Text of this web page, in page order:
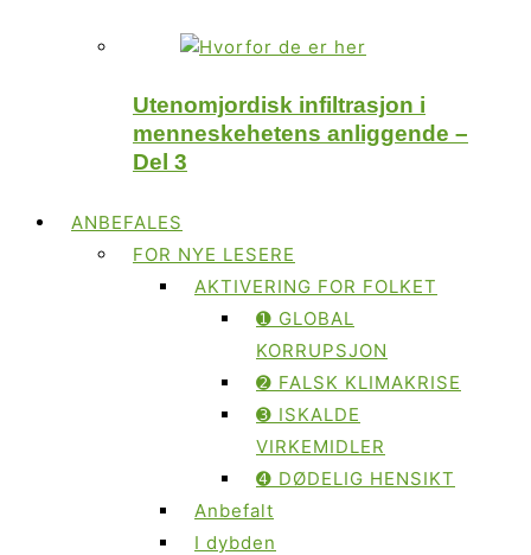
Utenomjordisk infiltrasjon i
menneskehetens anliggende –
Del 3
ANBEFALES
FOR NYE LESERE
AKTIVERING FOR FOLKET
➊ GLOBAL
KORRUPSJON
➋ FALSK KLIMAKRISE
➌ ISKALDE
VIRKEMIDLER
➍ DØDELIG HENSIKT
Anbefalt
I dybden